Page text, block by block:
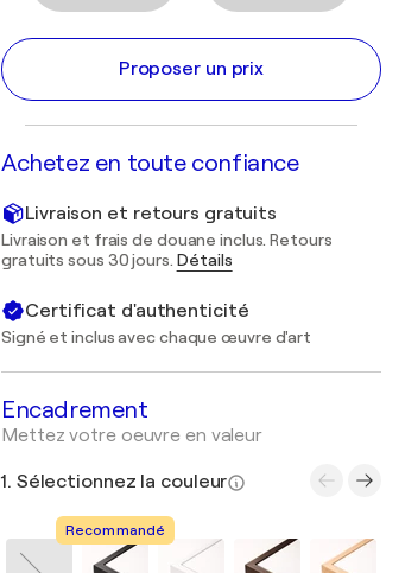
Proposer un prix
Achetez en toute confiance
Livraison et retours gratuits
Livraison et frais de douane inclus. Retours
gratuits sous 30 jours. Détails
Certificat d'authenticité
Signé et inclus avec chaque œuvre d'art
Encadrement
Mettez votre oeuvre en valeur
1. Sélectionnez la couleur
Recommandé